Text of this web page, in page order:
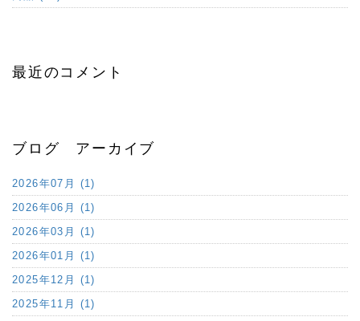
最近のコメント
ブログ アーカイブ
2026年07月 (1)
2026年06月 (1)
2026年03月 (1)
2026年01月 (1)
2025年12月 (1)
2025年11月 (1)